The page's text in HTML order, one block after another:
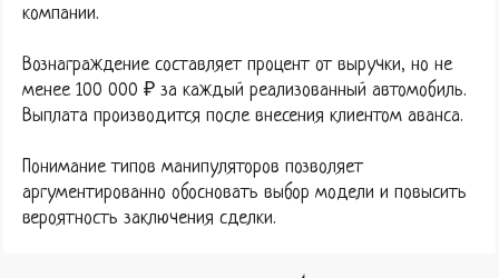
компании.
Вознаграждение составляет процент от выручки, но не
менее 100 000 ₽ за каждый реализованный автомобиль.
Выплата производится после внесения клиентом аванса.
Понимание типов манипуляторов позволяет
аргументированно обосновать выбор модели и повысить
вероятность заключения сделки.